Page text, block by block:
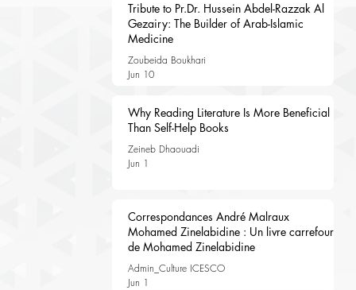
Tribute to Pr.Dr. Hussein Abdel-Razzak Al
Gezairy: The Builder of Arab-Islamic
Medicine
Zoubeida Boukhari
Jun 10
Why Reading Literature Is More Beneficial
Than Self-Help Books
Zeineb Dhaouadi
Jun 1
Correspondances André Malraux
Mohamed Zinelabidine : Un livre carrefour
de Mohamed Zinelabidine
Admin_Culture ICESCO
Jun 1